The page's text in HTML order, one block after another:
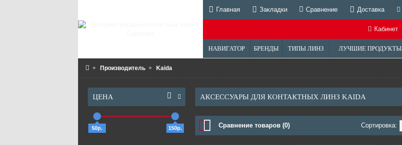
Главная Закладки Сравнение Доставка
Кабинет
НАВИГАТОР БРЕНДЫ ТИПЫ ЛИНЗ ЛУЧШИЕ ПРОДУКТЫ
Производитель Kaida
ЦЕНА
50р. 150р.
АКСЕССУАРЫ ДЛЯ КОНТАКТНЫХ ЛИНЗ KAIDA
Сравнение товаров (0) Сортировка: